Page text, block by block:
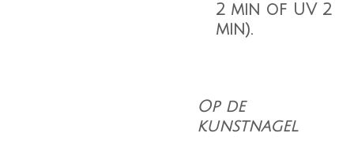
2 min of UV 2
min).
Op de
kunstnagel